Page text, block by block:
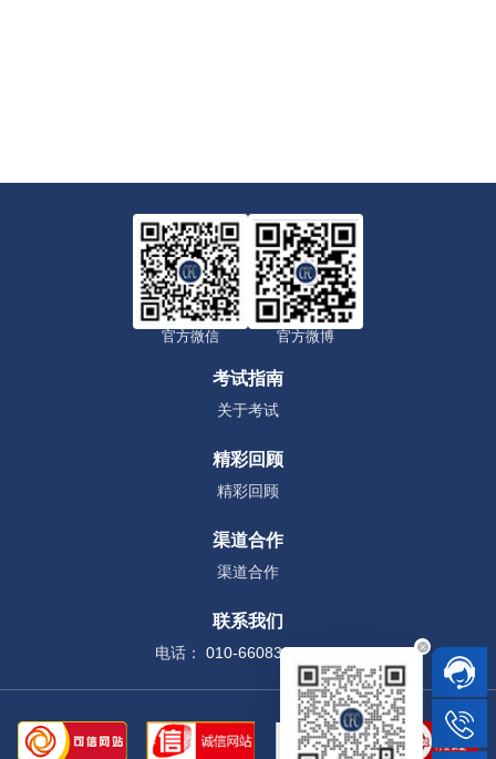
官方微信 官方微博
考试指南
关于考试
精彩回顾
精彩回顾
渠道合作
渠道合作
联系我们
电话： 010-66083079-803